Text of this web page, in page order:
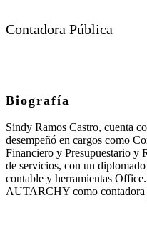
Contadora Pública
Biografía
Sindy Ramos Castro, cuenta
desempeñó en cargos como
Financiero y Presupuestario y
de servicios, con un
contable y herramientas
AUTARCHY como contadora